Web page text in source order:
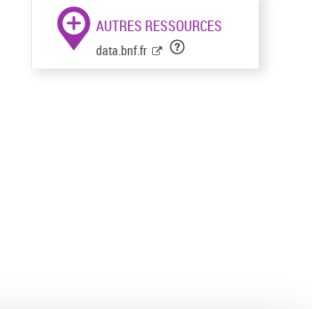
AUTRES RESSOURCES
data.bnf.fr